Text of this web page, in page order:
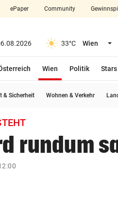
closeSchließen
arrow_right
ePaper Community
33°C Wien
Wien
Politik
& Sicherheit Wohnen & Verkehr
rundum